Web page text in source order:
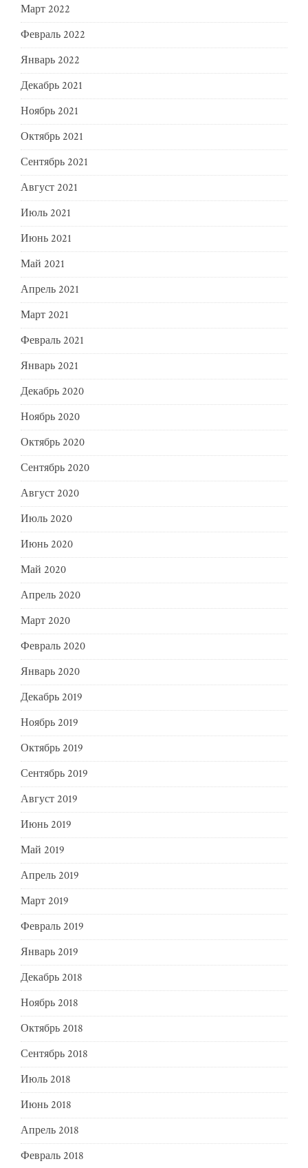
Март 2022
Февраль 2022
Январь 2022
Декабрь 2021
Ноябрь 2021
Октябрь 2021
Сентябрь 2021
Август 2021
Июль 2021
Июнь 2021
Май 2021
Апрель 2021
Март 2021
Февраль 2021
Январь 2021
Декабрь 2020
Ноябрь 2020
Октябрь 2020
Сентябрь 2020
Август 2020
Июль 2020
Июнь 2020
Май 2020
Апрель 2020
Март 2020
Февраль 2020
Январь 2020
Декабрь 2019
Ноябрь 2019
Октябрь 2019
Сентябрь 2019
Август 2019
Июнь 2019
Май 2019
Апрель 2019
Март 2019
Февраль 2019
Январь 2019
Декабрь 2018
Ноябрь 2018
Октябрь 2018
Сентябрь 2018
Июль 2018
Июнь 2018
Апрель 2018
Февраль 2018